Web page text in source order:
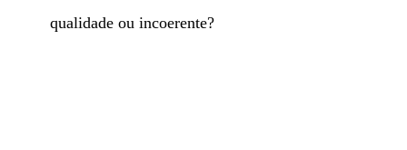
qualidade ou incoerente?